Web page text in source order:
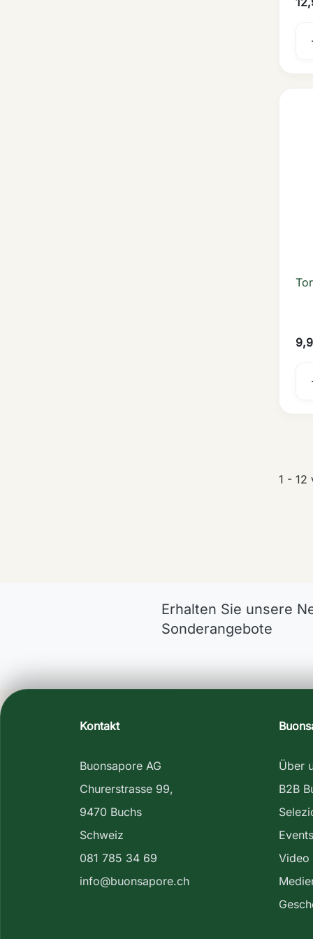
1 - 12
Erhalten Sie unsere
Sonderangebote
Kontakt
Buonsapore AG
Churerstrasse 99,
9470 Buchs
Schweiz
081 785 34 69
info@buonsapore.ch
Über
B2B
Events
Video